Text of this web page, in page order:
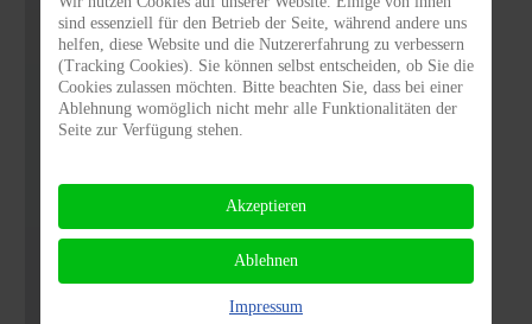
Sie bestellen Dinge im Internet? Unterstützen Sie doch
TiNO beim Einkaufen kostenfrei! Rufen Sie die
Internetseitewww.wecanhelp.deauf, markieren Sie
TiNO als begünstigte OrganisationTiere in Not
Odenwald e.V. und wählen Sie dann aus der Vielzahl
Provision für die Weiterleitung eine Zahlung an
wecanhelp, die wecanhelp zu 90 % an TiNO
weiterleitet. Beiwww.gooding.dekönnen Sie TiNO
ebenso auswählen und unterstützen.
BITTE DENKEN SIE BEI IHREN WEITEREN
sind essenziell für den Betrieb der Seite, während andere uns
helfen, diese Website und die Nutzererfahrung zu verbessern
(Tracking Cookies). Sie können selbst entscheiden, ob Sie die
Cookies zulassen möchten. Bitte beachten Sie, dass bei einer
Ablehnung womöglich nicht mehr alle Funktionalitäten der
Seite zur Verfügung stehen.
Akzeptieren
Ablehnen
Impressum